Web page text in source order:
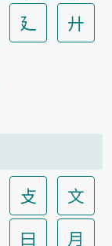
廴
廾
攴
文
曰 月